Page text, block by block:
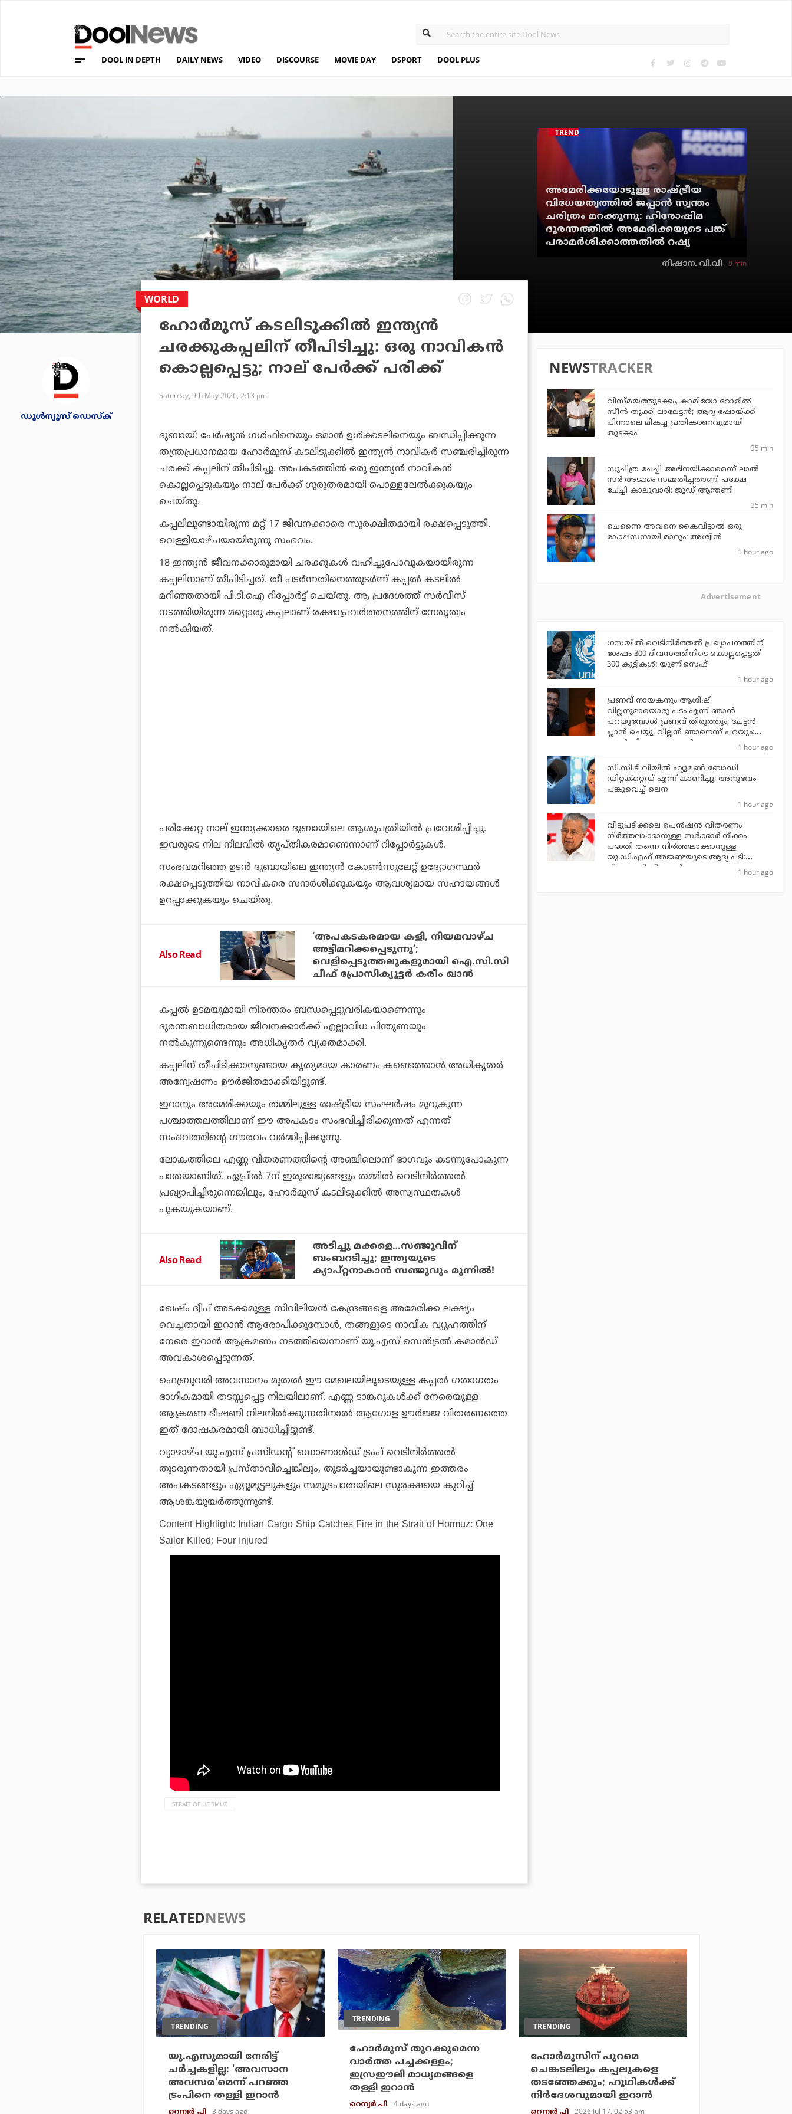
DOOL IN DEPTH DAILY NEWS VIDEO DISCOURSE MOVIE DAY DSPORT DOOL PLUS
TRENDING
അമേരിക്കയോടുള്ള രാഷ്ട്രീയ
വിധേയത്വത്തില്‍ ജപ്പാന്‍ സ്വന്തം
ചരിത്രം മറക്കുന്നു: ഹിരോഷിമ
ദുരന്തത്തില്‍ അമേരിക്കയുടെ പങ്ക്
പരാമര്‍ശിക്കാത്തതില്‍ റഷ്യ
നിഷാന. വി.വി 9 min
ഡൂള്‍ന്യൂസ് ഡെസ്‌ക്
WORLD
ഹോര്‍മുസ് കടലിടുക്കില്‍ ഇന്ത്യന്‍
ചരക്കുകപ്പലിന് തീപിടിച്ചു: ഒരു നാവികന്‍
കൊല്ലപ്പെട്ടു; നാല് പേര്‍ക്ക് പരിക്ക്
Saturday, 9th May 2026, 2:13 pm
ദുബായ്: പേര്‍ഷ്യന്‍ ഗള്‍ഫിനെയും ഒമാന്‍ ഉള്‍ക്കടലിനെയും ബന്ധിപ്പിക്കുന്ന
തന്ത്രപ്രധാനമായ ഹോര്‍മുസ് കടലിടുക്കില്‍ ഇന്ത്യന്‍ നാവികര്‍ സഞ്ചരിച്ചിരുന്ന
ചരക്ക് കപ്പലിന് തീപിടിച്ചു. അപകടത്തില്‍ ഒരു ഇന്ത്യന്‍ നാവികന്‍
കൊല്ലപ്പെടുകയും നാല് പേര്‍ക്ക് ഗുരുതരമായി പൊള്ളലേല്‍ക്കുകയും
ചെയ്തു.
കപ്പലിലുണ്ടായിരുന്ന മറ്റ് 17 ജീവനക്കാരെ സുരക്ഷിതമായി രക്ഷപ്പെടുത്തി.
വെള്ളിയാഴ്ചയായിരുന്നു സംഭവം.
18 ഇന്ത്യന്‍ ജീവനക്കാരുമായി ചരക്കുകള്‍ വഹിച്ചുപോവുകയായിരുന്ന
കപ്പലിനാണ് തീപിടിച്ചത്. തീ പടര്‍ന്നതിനെത്തുടര്‍ന്ന് കപ്പല്‍ കടലില്‍
മറിഞ്ഞതായി പി.ടി.ഐ റിപ്പോര്‍ട്ട് ചെയ്തു. ആ പ്രദേശത്ത് സര്‍വീസ്
നടത്തിയിരുന്ന മറ്റൊരു കപ്പലാണ് രക്ഷാപ്രവര്‍ത്തനത്തിന് നേതൃത്വം
നല്‍കിയത്.
പരിക്കേറ്റ നാല് ഇന്ത്യക്കാരെ ദുബായിലെ ആശുപത്രിയില്‍ പ്രവേശിപ്പിച്ചു.
ഇവരുടെ നില നിലവില്‍ തൃപ്തികരമാണെന്നാണ് റിപ്പോര്‍ട്ടുകള്‍.
സംഭവമറിഞ്ഞ ഉടന്‍ ദുബായിലെ ഇന്ത്യന്‍ കോണ്‍സുലേറ്റ് ഉദ്യോഗസ്ഥര്‍
രക്ഷപ്പെടുത്തിയ നാവികരെ സന്ദര്‍ശിക്കുകയും ആവശ്യമായ സഹായങ്ങള്‍
ഉറപ്പാക്കുകയും ചെയ്തു.
Also Read
‘അപകടകരമായ കളി, നിയമവാഴ്ച
അട്ടിമറിക്കപ്പെടുന്നു’;
വെളിപ്പെടുത്തലുകളുമായി ഐ.സി.സി
ചീഫ് പ്രോസിക്യൂട്ടര്‍ കരീം ഖാന്‍
കപ്പല്‍ ഉടമയുമായി നിരന്തരം ബന്ധപ്പെട്ടുവരികയാണെന്നും
ദുരന്തബാധിതരായ ജീവനക്കാര്‍ക്ക് എല്ലാവിധ പിന്തുണയും
നല്‍കുന്നുണ്ടെന്നും അധികൃതര്‍ വ്യക്തമാക്കി.
കപ്പലിന് തീപിടിക്കാനുണ്ടായ കൃത്യമായ കാരണം കണ്ടെത്താന്‍ അധികൃതര്‍
അന്വേഷണം ഊര്‍ജിതമാക്കിയിട്ടുണ്ട്.
ഇറാനും അമേരിക്കയും തമ്മിലുള്ള രാഷ്ട്രീയ സംഘര്‍ഷം മുറുകുന്ന
പശ്ചാത്തലത്തിലാണ് ഈ അപകടം സംഭവിച്ചിരിക്കുന്നത് എന്നത്
സംഭവത്തിന്റെ ഗൗരവം വര്‍ദ്ധിപ്പിക്കുന്നു.
ലോകത്തിലെ എണ്ണ വിതരണത്തിന്റെ അഞ്ചിലൊന്ന് ഭാഗവും കടന്നുപോകുന്ന
പാതയാണിത്. ഏപ്രില്‍ 7ന് ഇരുരാജ്യങ്ങളും തമ്മില്‍ വെടിനിര്‍ത്തല്‍
പ്രഖ്യാപിച്ചിരുന്നെങ്കിലും, ഹോര്‍മുസ് കടലിടുക്കില്‍ അസ്വസ്ഥതകള്‍
പുകയുകയാണ്.
Also Read
അടിച്ചു മക്കളെ…സഞ്ജുവിന്
ബംബറടിച്ചു; ഇന്ത്യയുടെ
ക്യാപ്റ്റനാകാന്‍ സഞ്ജുവും മുന്നില്‍!
ഖേഷ്ം ദ്വീപ് അടക്കമുള്ള സിവിലിയന്‍ കേന്ദ്രങ്ങളെ അമേരിക്ക ലക്ഷ്യം
വെച്ചതായി ഇറാന്‍ ആരോപിക്കുമ്പോള്‍, തങ്ങളുടെ നാവിക വ്യൂഹത്തിന്
നേരെ ഇറാന്‍ ആക്രമണം നടത്തിയെന്നാണ് യു.എസ് സെന്‍ട്രല്‍ കമാന്‍ഡ്
അവകാശപ്പെടുന്നത്.
ഫെബ്രുവരി അവസാനം മുതല്‍ ഈ മേഖലയിലൂടെയുള്ള കപ്പല്‍ ഗതാഗതം
ഭാഗികമായി തടസ്സപ്പെട്ട നിലയിലാണ്. എണ്ണ ടാങ്കറുകള്‍ക്ക് നേരെയുള്ള
ആക്രമണ ഭീഷണി നിലനില്‍ക്കുന്നതിനാല്‍ ആഗോള ഊര്‍ജ്ജ വിതരണത്തെ
ഇത് ദോഷകരമായി ബാധിച്ചിട്ടുണ്ട്.
വ്യാഴാഴ്ച യു.എസ് പ്രസിഡന്റ് ഡൊണാള്‍ഡ് ട്രംപ് വെടിനിര്‍ത്തല്‍
തുടരുന്നതായി പ്രസ്താവിച്ചെങ്കിലും, തുടര്‍ച്ചയായുണ്ടാകുന്ന ഇത്തരം
അപകടങ്ങളും ഏറ്റുമുട്ടലുകളും സമുദ്രപാതയിലെ സുരക്ഷയെ കുറിച്ച്
ആശങ്കയുയര്‍ത്തുന്നുണ്ട്.
Content Highlight: Indian Cargo Ship Catches Fire in the Strait of Hormuz: One
Sailor Killed; Four Injured
STRAIT OF HORMUZ
NEWSTRACKER
വിസ്മയത്തുടക്കം, കാമിയോ റോളില്‍
സീന്‍ തൂക്കി ലാലേട്ടന്‍; ആദ്യ ഷോയ്ക്ക്
പിന്നാലെ മികച്ച പ്രതികരണവുമായി
തുടക്കം
35 min
സുചിത്ര ചേച്ചി അഭിനയിക്കാമെന്ന് ലാല്‍
സര്‍ അടക്കം സമ്മതിച്ചതാണ്, പക്ഷേ
ചേച്ചി കാലുവാരി: ജൂഡ് ആന്തണി
35 min
ചെന്നൈ അവനെ കൈവിട്ടാല്‍ ഒരു
രാക്ഷസനായി മാറും: അശ്വിന്‍
1 hour ago
Advertisement
ഗസയില്‍ വെടിനിര്‍ത്തല്‍ പ്രഖ്യാപനത്തിന്
ശേഷം 300 ദിവസത്തിനിടെ കൊല്ലപ്പെട്ടത്
300 കുട്ടികള്‍: യുണിസെഫ്
1 hour ago
പ്രണവ് നായകനും ആശിഷ്
വില്ലനുമായൊരു പടം എന്ന് ഞാന്‍
പറയുമ്പോള്‍ പ്രണവ് തിരുത്തും; ചേട്ടന്‍
പ്ലാന്‍ ചെയ്യൂ, വില്ലന്‍ ഞാനെന്ന് പറയും:
ആന്റണി പെരുമ്പാവൂര്‍
1 hour ago
സി.സി.ടി.വിയില്‍ ഹ്യൂമണ്‍ ബോഡി
ഡിറ്റക്‌റ്റെഡ് എന്ന് കാണിച്ചു; അനുഭവം
പങ്കുവെച്ച് ലെന
1 hour ago
വീട്ടുപടിക്കലെ പെന്‍ഷന്‍ വിതരണം
നിര്‍ത്തലാക്കാനുള്ള സര്‍ക്കാര്‍ നീക്കം
പദ്ധതി തന്നെ നിര്‍ത്തലാക്കാനുള്ള
യു.ഡി.എഫ് അജണ്ടയുടെ ആദ്യ പടി:
പിണറായി വിജയന്‍
1 hour ago
RELATEDNEWS
TRENDING
യു.എസുമായി നേരിട്ട്
ചര്‍ച്ചകളില്ല: 'അവസാന
അവസര'മെന്ന് പറഞ്ഞ
ട്രംപിനെ തള്ളി ഇറാന്‍
3 days ago
TRENDING
ഹോര്‍മുസ് തുറക്കുമെന്ന
വാര്‍ത്ത പച്ചക്കള്ളം;
ഇസ്രഈലി മാധ്യമങ്ങളെ
തള്ളി ഇറാന്‍
റെന്വര്‍ പി 4 days ago
TRENDING
ഹോര്‍മുസിന് പുറമെ
ചെങ്കടലിലും കപ്പലുകളെ
തടഞ്ഞേക്കും; ഹൂഥികള്‍ക്ക്
നിര്‍ദേശവുമായി ഇറാന്‍
2026 Jul 17, 02:53 am